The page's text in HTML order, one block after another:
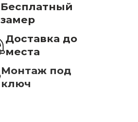
Бесплатный
замер
Доставка до
места
Монтаж под
ключ